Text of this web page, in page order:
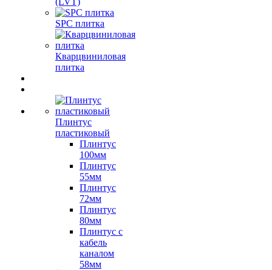
SPC плитка
Кварцвиниловая
плитка
Плинтус
пластиковый
Плинтус
100мм
Плинтус
55мм
Плинтус
72мм
Плинтус
80мм
Плинтус с
кабель
каналом
58мм